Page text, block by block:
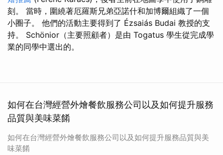
刻。 當時，圍繞著厄羅斯兄弟亞諾什和加博爾組織了一個
小圈子。 他們的活動主要得到了 Ézsaiás Budai 教授的支
持。 Schönior（主要照顧者）是由 Togatus 學生從完成學
業的同學中選出的。
如何在台灣經營外燴餐飲服務公司以及如何提升服務
品質與美味菜餚
如何在台灣經營外燴餐飲服務公司以及如何提升服務品質與美
味菜餚